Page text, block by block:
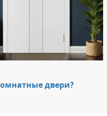
двери?